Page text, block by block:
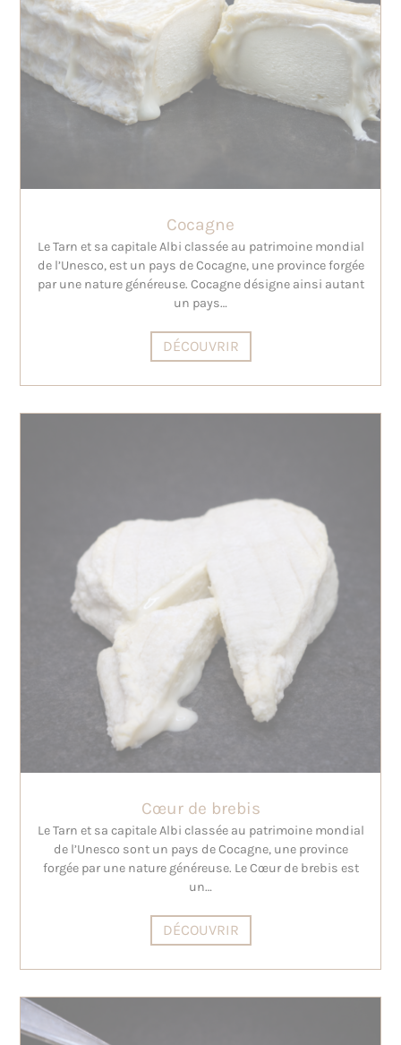
Cocagne
Le Tarn et sa capitale Albi classée au patrimoine mondial
de l’Unesco, est un pays de Cocagne, une province forgée
par une nature généreuse. Cocagne désigne ainsi autant
un pays…
DÉCOUVRIR
Cœur de brebis
Le Tarn et sa capitale Albi classée au patrimoine mondial
de l’Unesco sont un pays de Cocagne, une province
forgée par une nature généreuse. Le Cœur de brebis est
un…
DÉCOUVRIR